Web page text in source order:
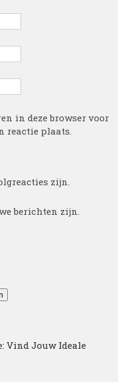
in deze browser voor
reactie plaats.
zijn.
berichten zijn.
Vind Jouw Ideale